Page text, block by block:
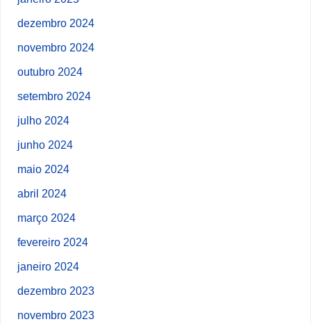
dezembro 2024
novembro 2024
outubro 2024
setembro 2024
julho 2024
junho 2024
maio 2024
abril 2024
março 2024
fevereiro 2024
janeiro 2024
dezembro 2023
novembro 2023